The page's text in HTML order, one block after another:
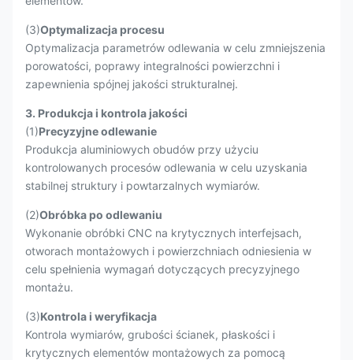
(3)Optymalizacja procesu
Optymalizacja parametrów odlewania w celu zmniejszenia
porowatości, poprawy integralności powierzchni i
zapewnienia spójnej jakości strukturalnej.
3. Produkcja i kontrola jakości
(1)Precyzyjne odlewanie
Produkcja aluminiowych obudów przy użyciu
kontrolowanych procesów odlewania w celu uzyskania
stabilnej struktury i powtarzalnych wymiarów.
(2)Obróbka po odlewaniu
Wykonanie obróbki CNC na krytycznych interfejsach,
otworach montażowych i powierzchniach odniesienia w
celu spełnienia wymagań dotyczących precyzyjnego
montażu.
(3)Kontrola i weryfikacja
Kontrola wymiarów, grubości ścianek, płaskości i
krytycznych elementów montażowych za pomocą